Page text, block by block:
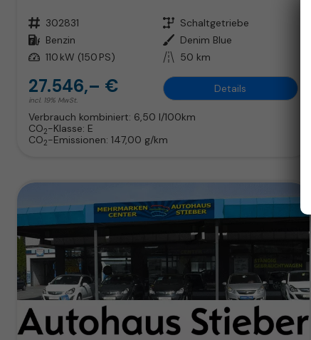
Fahrzeugnr. 302831 Getriebe Schaltgetriebe
Kraftstoff Benzin Außenfarbe Denim Blue
Leistung 110 kW (150 PS) Kilometerstand 50 km
27.546,– €
incl. 19% MwSt.
Details
Verbrauch kombiniert: 6,50 l/100km
CO2-Klasse: E
CO2-Emissionen: 147,00 g/km